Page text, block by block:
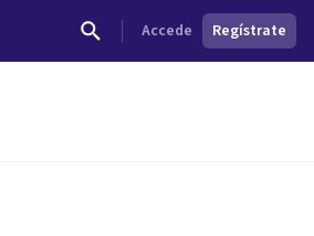
Accede Regístrate